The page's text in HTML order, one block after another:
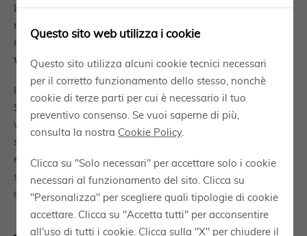
La presente Cookie Policy, o informativa estesa
riguardante i cookie e gli altri strumenti di tracciamento,
riguarda l'utilizzo di Cookie da parte del Sito web
www.tagliocementopiacenza.it.
I cookie sono piccoli file di testo che vengono trasmessi dal
Sito ai dispositivi degli utenti che lo visitano, e che
vengono poi ritrasmessi al Sito in occasione di visite
successive; essi possono avere caratteristiche diverse ed
essere utilizzati per diverse finalità, sia dal Titolare del Sito,
sia da terze parti che forniscono servizi tecnici al Titolare o
direttamente all'utente.
Questo sito web utilizza i cookie
Questo sito utilizza alcuni cookie tecnici necessari
per il corretto funzionamento dello stesso, nonchè
cookie di terze parti per cui è necessario il tuo
preventivo consenso. Se vuoi saperne di più,
consulta la nostra Cookie Policy.
Clicca su "Solo necessari" per accettare solo i cookie
necessari al funzionamento del sito. Clicca su
"Personalizza" per scegliere quali tipologie di cookie
accettare. Clicca su "Accetta tutti" per acconsentire
all'uso di tutti i cookie. Clicca sulla "X" per chiudere il